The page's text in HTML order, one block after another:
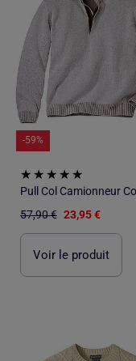
-59%
57,90 € 23,95 €
Voir le produit